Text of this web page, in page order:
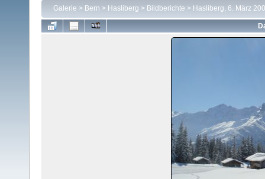
Galerie > Bern > Hasliberg > Bildberichte > Hasliberg, 6. März